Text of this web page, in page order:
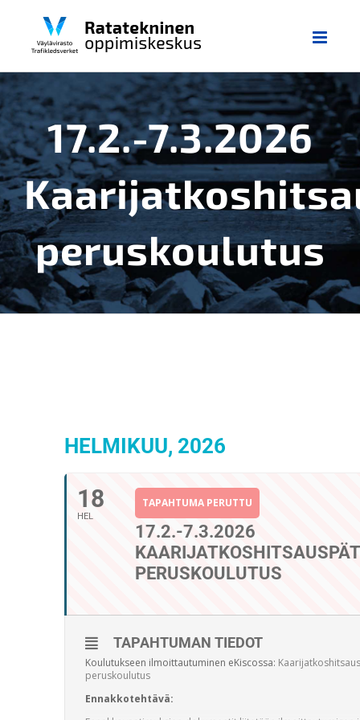
17.2.-7.3.2026
peruskoulutus
HELMIKUU, 2026
18
HEL
TAPAHTUMA PERUTTU
17.2.-7.3.2026
PERUSKOULUTUS
TAPAHTUMAN TIEDOT
Koulutukseen ilmoittautuminen eKiscossa:
peruskoulutus
Ennakkotehtävä: